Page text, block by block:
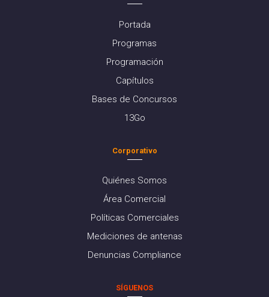
Portada
Programas
Programación
Capítulos
Bases de Concursos
13Go
Corporativo
Quiénes Somos
Área Comercial
Políticas Comerciales
Mediciones de antenas
Denuncias Compliance
SÍGUENOS